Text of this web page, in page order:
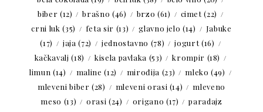
biber (12) brašno (46) brzo (61) cimet(22)
crni luk (35) feta sir (13) glavno jelo (14)
Jabuke
(17)
jaja (72) jednostavno (78) jogurt(16)
kačkavalj (18) kisela pavlaka (53) krompir (18)
limun (14) maline (12) mirođija (23) mleko (49)
mleveni biber (28) mleveni orasi (14)
mleveno
meso (13) orasi (24) origano (17)
paradajz